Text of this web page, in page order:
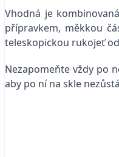
Vhodná je
přípravkem, měkkou
teleskopickou rukojeť
Nezapomeňte vždy po
aby po ní na skle